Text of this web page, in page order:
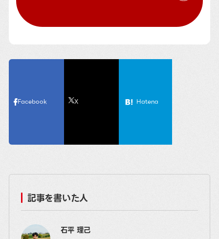
Facebook X Hatena
記事を書いた人
石平 理己